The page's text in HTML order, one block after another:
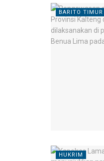
BARITO TIMUR
HUKRIM